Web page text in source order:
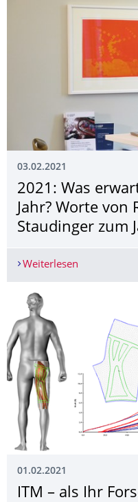
03.02.2021
2021: Was
Jahr? Worte von
Staudinger zum
Weiterlesen
01.02.2021
ITM – als Ihr